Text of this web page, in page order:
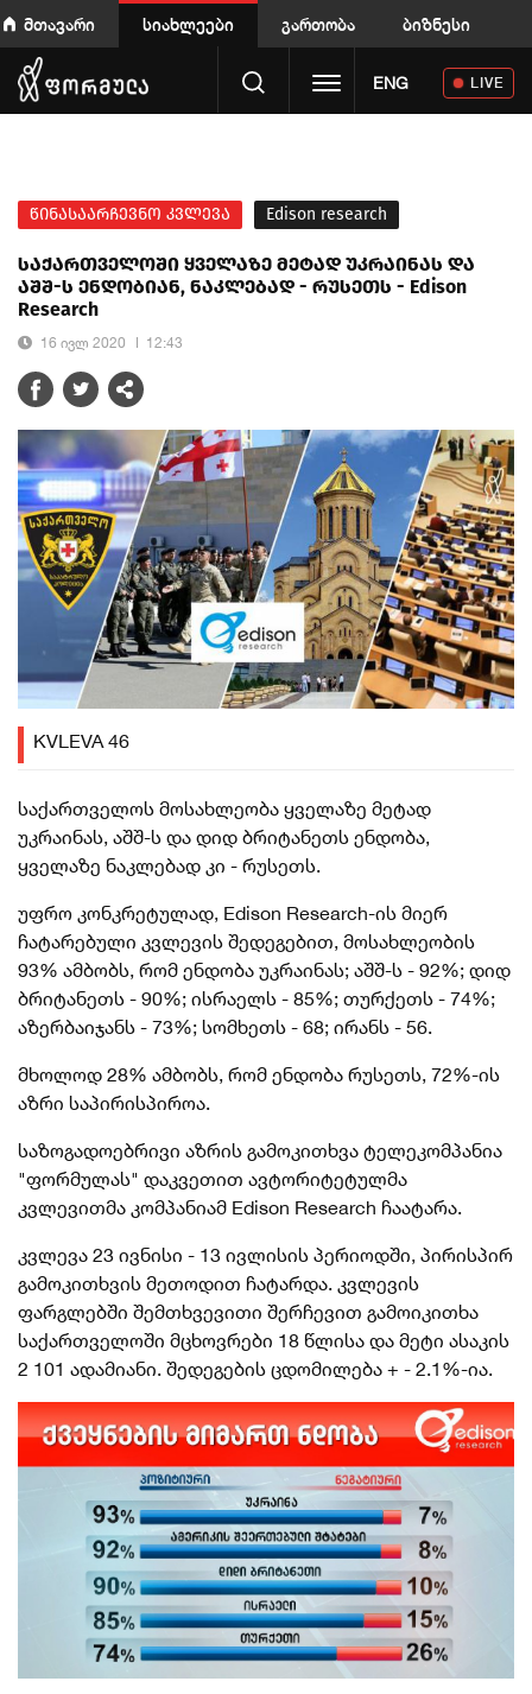
მთავარი სიახლეები გართობა ბიზნესი
Toggle navigation
ENG LIVE
წინასაარჩევნო კვლევა Edison research
საქართველოში ყველაზე მეტად უკრაინას და
აშშ-ს ენდობიან, ნაკლებად - რუსეთს - Edison
Research
16 ივლ 2020 12:43
KVLEVA 46
საქართველოს მოსახლეობა ყველაზე მეტად
უკრაინას, აშშ-ს და დიდ ბრიტანეთს ენდობა,
ყველაზე ნაკლებად კი - რუსეთს.
უფრო კონკრეტულად, Edison Research-ის მიერ
ჩატარებული კვლევის შედეგებით, მოსახლეობის
93% ამბობს, რომ ენდობა უკრაინას; აშშ-ს - 92%; დიდ
ბრიტანეთს - 90%; ისრაელს - 85%; თურქეთს - 74%;
აზერბაიჯანს - 73%; სომხეთს - 68; ირანს - 56.
მხოლოდ 28% ამბობს, რომ ენდობა რუსეთს, 72%-ის
აზრი საპირისპიროა.
საზოგადოებრივი აზრის გამოკითხვა ტელეკომპანია
"ფორმულას" დაკვეთით ავტორიტეტულმა
კვლევითმა კომპანიამ Edison Research ჩაატარა.
კვლევა 23 ივნისი - 13 ივლისის პერიოდში, პირისპირ
გამოკითხვის მეთოდით ჩატარდა. კვლევის
ფარგლებში შემთხვევითი შერჩევით გამოიკითხა
საქართველოში მცხოვრები 18 წლისა და მეტი ასაკის
2 101 ადამიანი. შედეგების ცდომილება + - 2.1%-ია.